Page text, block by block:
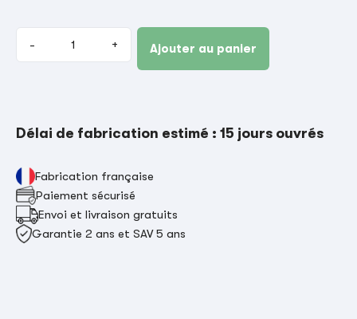
- + Ajouter au panier
Délai de fabrication estimé : 15 jours ouvrés
Fabrication française
Paiement sécurisé
Envoi et livraison gratuits
Garantie 2 ans et SAV 5 ans